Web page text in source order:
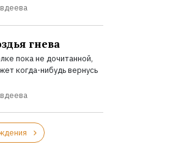
гнева
пока не дочитанной,
когда-нибудь вернусь